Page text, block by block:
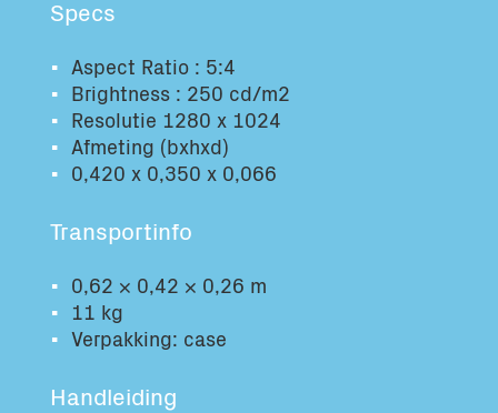
Totaal volume:
Specs
Aspect Ratio : 5:4
Brightness : 250 cd/m2
Resolutie 1280 x 1024
Afmeting (bxhxd)
0,420 x 0,350 x 0,066
Transportinfo
0,62 × 0,42 × 0,26 m
11 kg
Verpakking: case
Handleiding